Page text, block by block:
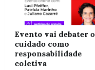
Evento vai debater o
cuidado como
responsabilidade
coletiva